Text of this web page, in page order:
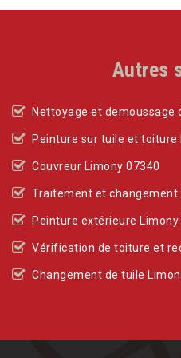
Autres
Nettoyage et demoussage
Peinture sur tuile et toiture
Couvreur Limony 07340
Traitement et changement
Peinture extérieure Limony
Vérification de toiture et
Changement de tuile